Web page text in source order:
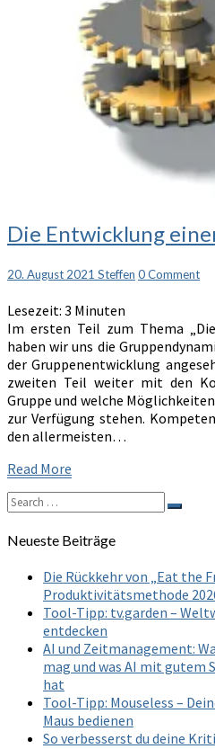
Die
Entwicklung
Gruppe
Teil
2
Die Entwicklung
20. August 2021 Steffen Comments
0 Comment
Lesezeit: 3 Minuten
Im ersten Teil zum Thema
haben wir uns die
der Gruppenentwicklung
zweiten Teil weiter mit den
Gruppe und welche
zur Verfügung stehen.
den allermeisten…
Read More
Search
for:
Search
Neueste Beiträge
Die Rückkehr von „Eat the
Produktivitätsmethode
Tool-Tipp: tv.garden –
entdecken
AI und Zeitmanagement:
mag und was AI mit gutem
hat
Tool-Tipp: Mouseless –
Maus bedienen
So verbesserst du deine